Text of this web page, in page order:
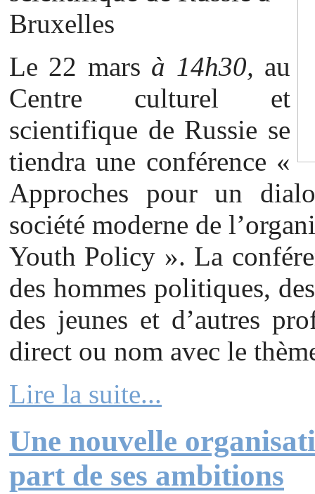
Bruxelles
Le 22 mars à 14h30, au
Centre culturel et
scientifique de Russie se
tiendra une conférence «
Approches pour un
société moderne de
Youth Policy ». La
des hommes politiques,
des jeunes et d’autres
direct ou nom avec le
Lire la suite...
Une nouvelle
part de ses ambitions